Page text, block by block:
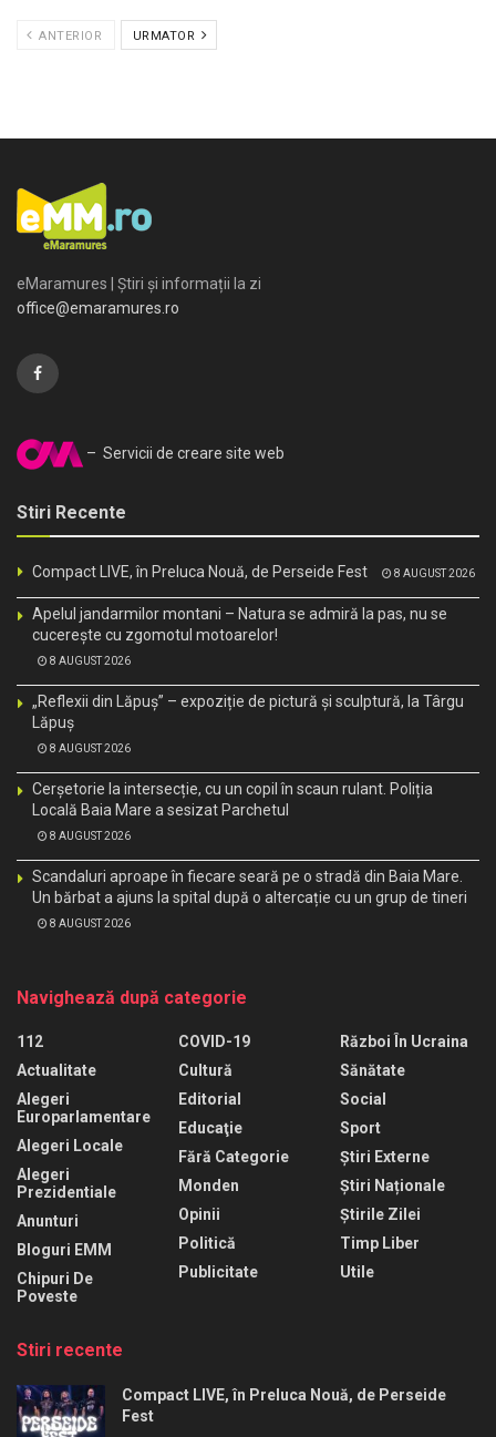
ANTERIOR URMATOR
eMaramures | Știri și informații la zi
office@emaramures.ro
– Servicii de creare site web
Stiri Recente
Compact LIVE, în Preluca Nouă, de Perseide Fest 8 AUGUST 2026
Apelul jandarmilor montani – Natura se admiră la pas, nu se
cucerește cu zgomotul motoarelor!
8 AUGUST 2026
„Reflexii din Lăpuș” – expoziție de pictură și sculptură, la Târgu
Lăpuș
8 AUGUST 2026
Cerșetorie la intersecție, cu un copil în scaun rulant. Poliția
Locală Baia Mare a sesizat Parchetul
8 AUGUST 2026
Scandaluri aproape în fiecare seară pe o stradă din Baia Mare.
Un bărbat a ajuns la spital după o altercație cu un grup de tineri
8 AUGUST 2026
Navighează după categorie
112
Actualitate
Alegeri
Europarlamentare
Alegeri Locale
Alegeri
Prezidentiale
Anunturi
Bloguri EMM
Chipuri De
Poveste
COVID-19
Cultură
Editorial
Educaţie
Fără Categorie
Monden
Opinii
Politică
Publicitate
Război În Ucraina
Sănătate
Social
Sport
Știri Externe
Știri Naționale
Știrile Zilei
Timp Liber
Utile
Stiri recente
Compact LIVE, în Preluca Nouă, de Perseide
Fest